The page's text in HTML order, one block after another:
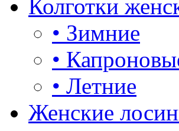
Колготки
• Зимние
•
• Летние
Женские